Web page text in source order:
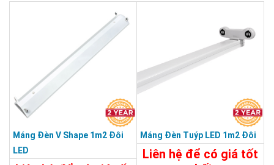
Máng Đèn V Shape 1m2 Đôi
LED
Máng Đèn Tuýp LED 1m2 Đôi
Liên hệ để có giá tốt